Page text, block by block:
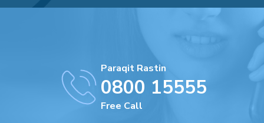
Paraqit Rastin
0800 15555
Free Call